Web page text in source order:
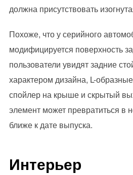
должна присутствовать
Похоже, что у серийного
модифицируется поверхность
пользователи увидят задние
характером дизайна, L-
спойлер на крыше и скрытый
элемент может превратиться в
ближе к дате выпуска.
Интерьер